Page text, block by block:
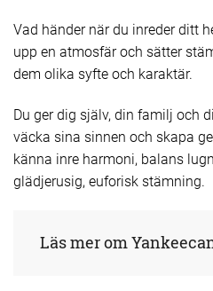
Vad händer när du inreder ditt
upp en atmosfär och sätter
dem olika syfte och karaktär.
Du ger dig själv, din familj och
väcka sina sinnen och skapa
känna inre harmoni, balans
glädjerusig, euforisk stämning.
Läs mer om